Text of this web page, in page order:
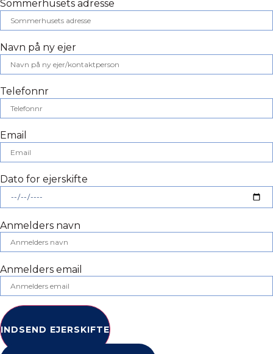
Sommerhusets adresse
Navn på ny ejer
Telefonnr
Email
Dato for ejerskifte
Anmelders navn
Anmelders email
INDSEND EJERSKIFTE